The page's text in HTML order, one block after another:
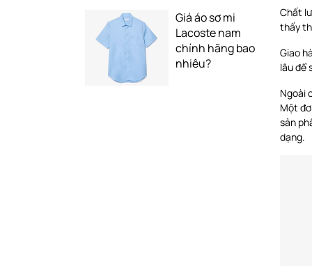
Giá áo sơ mi
Lacoste nam
chính hãng bao
nhiêu?
Chất
thấy
Giao
lâu để
Ngoài
Một
sản
dạng.